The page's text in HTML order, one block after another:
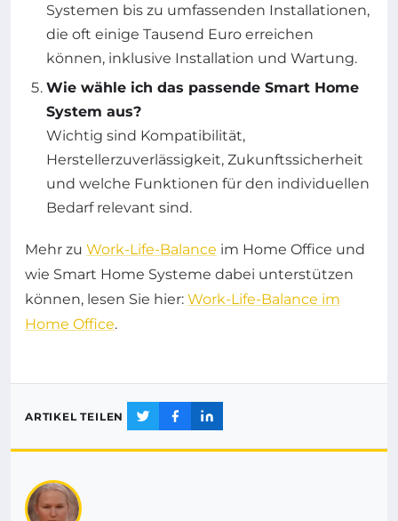
Systemen bis zu umfassenden Installationen,
die oft einige Tausend Euro erreichen
können, inklusive Installation und Wartung.
Wie wähle ich das passende Smart Home
System aus?
Wichtig sind Kompatibilität,
Herstellerzuverlässigkeit, Zukunftssicherheit
und welche Funktionen für den individuellen
Bedarf relevant sind.
Mehr zu Work-Life-Balance im Home Office und
wie Smart Home Systeme dabei unterstützen
können, lesen Sie hier: Work-Life-Balance im
Home Office.
ARTIKEL TEILEN